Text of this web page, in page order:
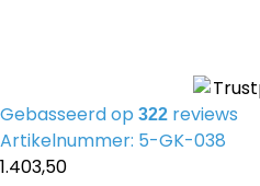
Gebasseerd op 322 reviews
Artikelnummer: 5-GK-038
1.403,50